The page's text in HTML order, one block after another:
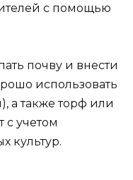
с помощью
почву и внести
использовать
а также торф или
с учетом
культур.